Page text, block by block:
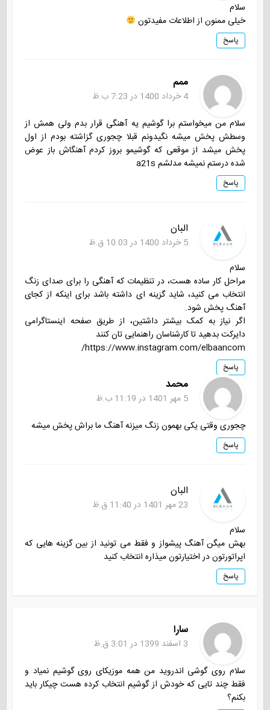
سلام
خیلی ممنون از اطلاعات مفیدتون
پاسخ
ممم
4 خرداد 1400 در 7:23 ب.ظ
سلام من میخواستم برا گوشیم یه آهنگی قرار بدم ولی همش از
وسطش پخش میشه نگیدونم قبلا چجوری گزاشته بودم از اول
پخش میشد از موقعی که گوشیمو بروز کردم آهنگاش باز عوض
شده درستم نمیشه مدلشم a21s
پاسخ
البان
5 خرداد 1400 در 10:03 ق.ظ
سلام
مراحل کار ساده هست، در تنظیمات که آهنگی را برای صدای زنگ
انتخاب می کنید، شاید گزینه ای داشته باشد برای اینکه از کجای
آهنگ پخش شود.
اگر نیاز به کمک بیشتر داشتین، از طریق صفحه اینستاگرامی
دایرکت بدهید تا کارشناسان راهنمایی تان کنند
https://www.instagram.com/elbaancom/
پاسخ
محمد
5 مهر 1401 در 11:19 ب.ظ
چجوری وقتی یکی بهمون زنگ میزنه آهنگ ما براش پخش میشه
پاسخ
البان
23 مهر 1401 در 11:40 ق.ظ
سلام
بهش میگن آهنگ پیشواز و فقط می تونید از بین گزینه هایی که
اپراتورتون در اختیارتون میذاره انتخاب کنید
پاسخ
سارا
3 اسفند 1399 در 3:01 ق.ظ
سلام روی گوشی اندروید من همه موزیکای روی گوشیم نمیاد و
فقط چند تایی که خودش از گوشیم انتخاب کرده هست چیکار باید
بکنم؟